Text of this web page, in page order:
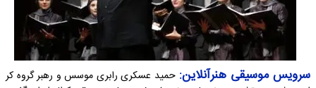
سرویس موسیقی هنرآنلاین:حمید عسکری رابری موسس و رهبر گروه کر